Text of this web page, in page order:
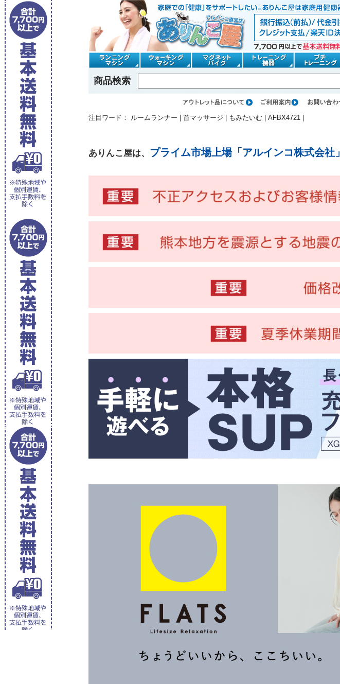
商品検索
注目ワード： ルームランナー 首マッサージ もみたいむ AFBX4721
ありんこ屋は、 プライム市場上場「アルインコ株式会社」